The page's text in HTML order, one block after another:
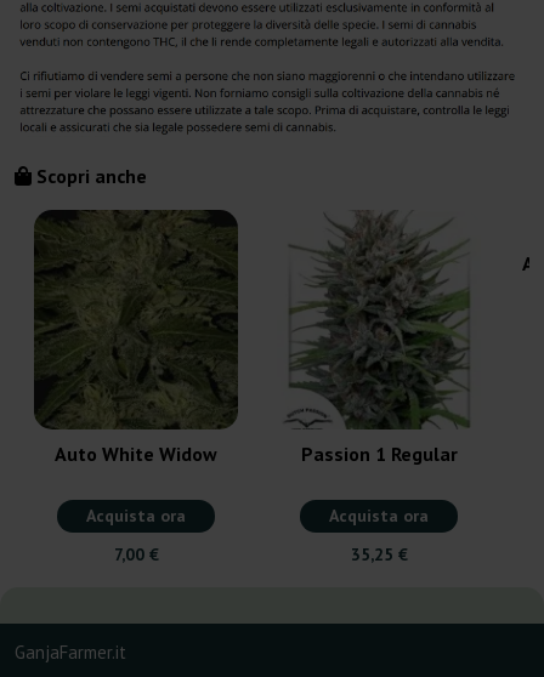
Scopri anche
Auto White Widow
Acquista ora
7,00 €
Passion 1 Regular
Acquista ora
35,25 €
GanjaFarmer.it